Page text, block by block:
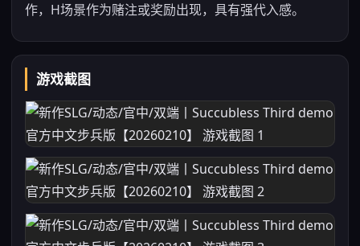
作，H场景作为赌注或奖励出现，具有强代入感。
游戏截图